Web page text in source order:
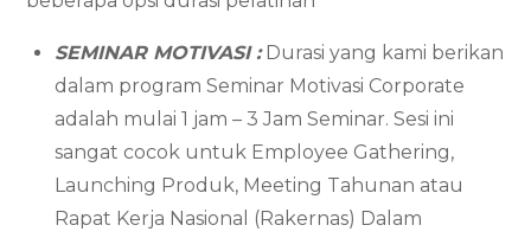
SEMINAR MOTIVASI :Durasi yang kami berikan
dalam program Seminar Motivasi Corporate
adalah mulai 1 jam – 3 Jam Seminar. Sesi ini
sangat cocok untuk Employee Gathering,
Launching Produk, Meeting Tahunan atau
Rapat Kerja Nasional (Rakernas) Dalam